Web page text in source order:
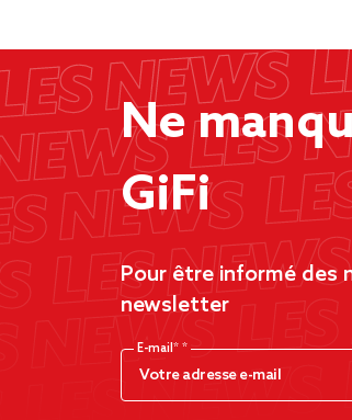
Ne
GiFi
Pour être informé des
newsletter
E-mail*